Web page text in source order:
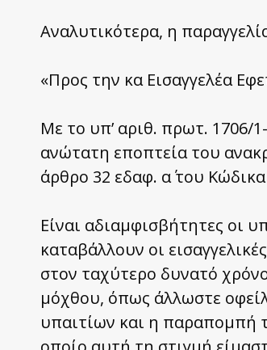
Αναλυτικότερα, η
«Προς την κα Εισαγγελέα
Με το υπ’ αριθ. πρωτ. 1706/
ανώτατη εποπτεία του
άρθρο 32 εδαφ. α΄ του
Είναι αδιαμφισβήτητες οι
καταβάλλουν οι
στον ταχύτερο δυνατό
μόχθου, όπως άλλωστε
υπαιτίων και η παραπομπή